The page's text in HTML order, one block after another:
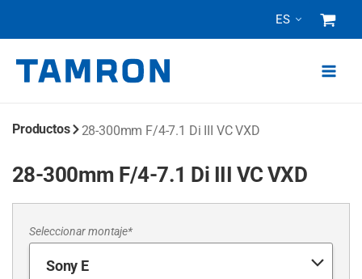
contenido
ES
Productos 28-300mm F/4-7.1 Di III VC VXD
28-300mm F/4-7.1 Di III VC VXD
Seleccionar montaje*